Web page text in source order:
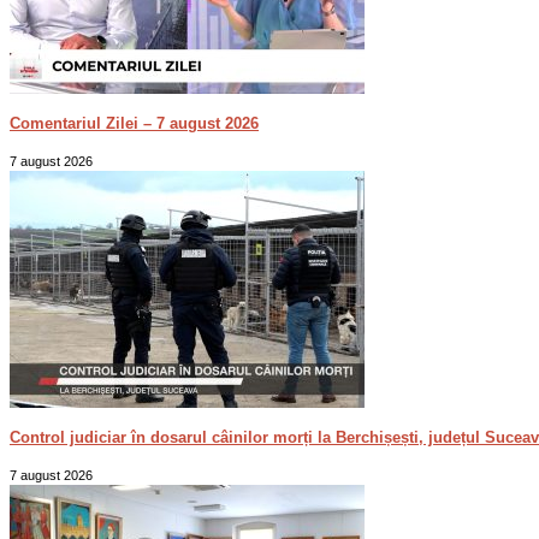
Comentariul Zilei – 7 august 2026
7 august 2026
Control judiciar în dosarul câinilor morți la Berchișești, județul
7 august 2026